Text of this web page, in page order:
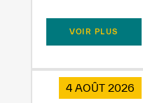
✪
✪ ✪
✪ ✪ ✪
✪ ✪ ✪
✪ ✪ ✪
VOIR PLUS
4 AOÛT 2026